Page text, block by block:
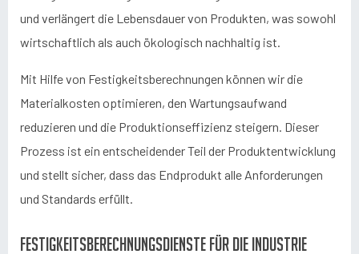
und verlängert die Lebensdauer von Produkten, was sowohl
wirtschaftlich als auch ökologisch nachhaltig ist.
Mit Hilfe von Festigkeitsberechnungen können wir die
Materialkosten optimieren, den Wartungsaufwand
reduzieren und die Produktionseffizienz steigern. Dieser
Prozess ist ein entscheidender Teil der Produktentwicklung
und stellt sicher, dass das Endprodukt alle Anforderungen
und Standards erfüllt.
Festigkeitsberechnungsdienste für die Industrie